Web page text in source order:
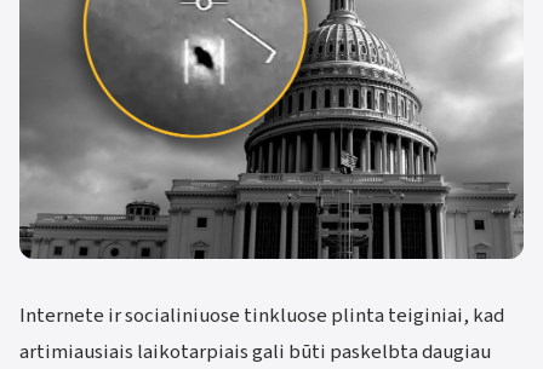
Internete ir socialiniuose tinkluose plinta teiginiai, kad
artimiausiais laikotarpiais gali būti paskelbta daugiau